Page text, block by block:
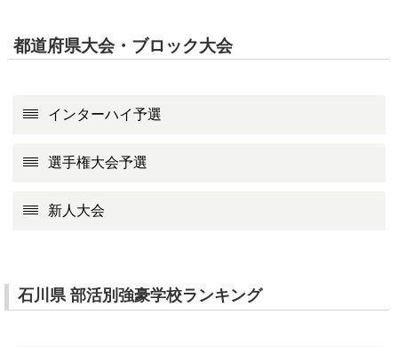
都道府県大会・ブロック大会
インターハイ予選
選手権大会予選
新人大会
石川県 部活別強豪学校ランキング